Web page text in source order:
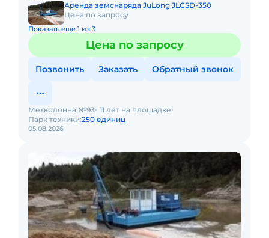
Аренда земснаряда JuLong JLCSD-350
Цена по запросу
Показать еще 1 из 3
Цена по запросу
Позвонить Заказать Обратный звонок
05.08.2026
Мехколонна №93 11 лет на площадке
Парк техники:250 единиц